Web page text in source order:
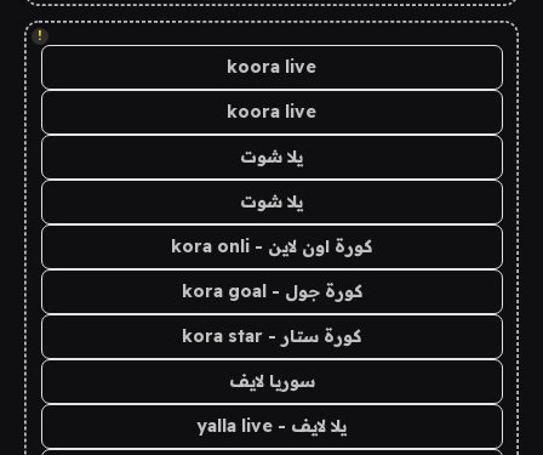
!
koora live
koora live
يلا شوت
يلا شوت
كورة اون لاين - kora onli
كورة جول - kora goal
كورة ستار - kora star
سوريا لايف
يلا لايف - yalla live